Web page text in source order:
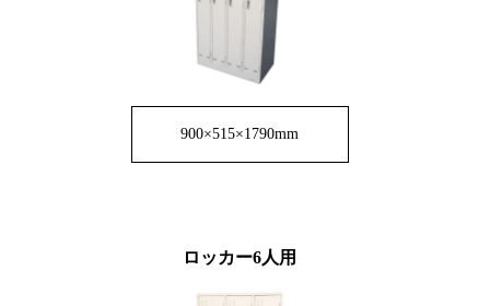
900×515×1790mm
ロッカー6人用